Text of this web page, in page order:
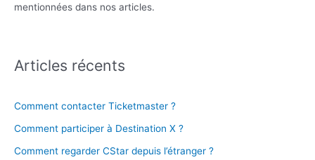
mentionnées dans nos articles.
Articles récents
Comment contacter Ticketmaster ?
Comment participer à Destination X ?
Comment regarder CStar depuis l’étranger ?